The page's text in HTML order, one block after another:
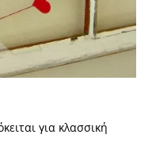
για κλασσική